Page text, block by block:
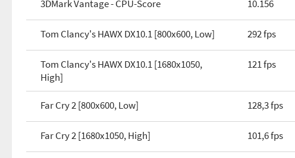
Aantal PCIe lanes 16
Uitvoering Boxed
Koeler meegeleverd
XD-bit
AVX
3DMark Vantage - CPU-Score 10.156
Tom Clancy's HAWX DX10.1 [800x600, Low] 292 fps
Tom Clancy's HAWX DX10.1 [1680x1050,
High]
121 fps
Far Cry 2 [800x600, Low] 128,3 fps
Far Cry 2 [1680x1050, High] 101,6 fps